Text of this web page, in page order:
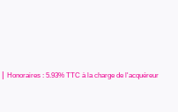
| Honoraires : 5.93% TTC à la charge de l'acquéreur